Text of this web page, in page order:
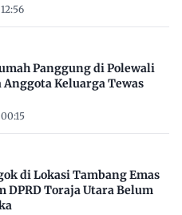
Panggung di Polewali
Keluarga Tewas
di Lokasi Tambang Emas
DPRD Toraja Utara Belum